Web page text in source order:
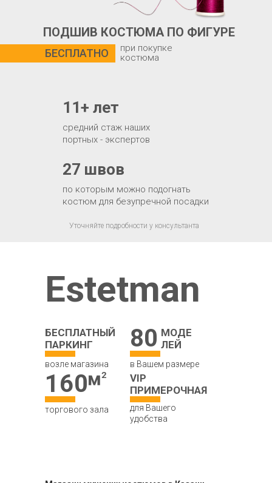
ПОДШИВ КОСТЮМА ПО ФИГУРЕ
БЕСПЛАТНО
по которым можно подогнать
костюм для безупречной посадки
27 швов
средний стаж наших
портных - экспертов
11+ лет
при покупке
костюма
Уточняйте подробности у консультанта
Estetman
БЕСПЛАТНЫЙ
ПАРКИНГ
возле магазина
80 МОДЕ
ЛЕЙ
в Вашем размере
160
торгового зала
VIP
ПРИМЕРОЧНАЯ
для Вашего
удобства